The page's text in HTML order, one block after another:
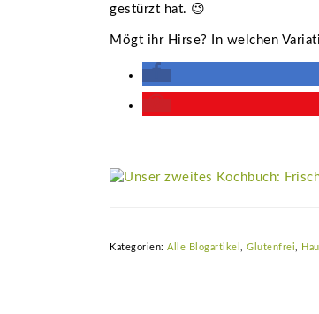
gestürzt hat. 😉
Mögt ihr Hirse? In welchen
Kategorien: Alle Blogartikel Glutenfrei